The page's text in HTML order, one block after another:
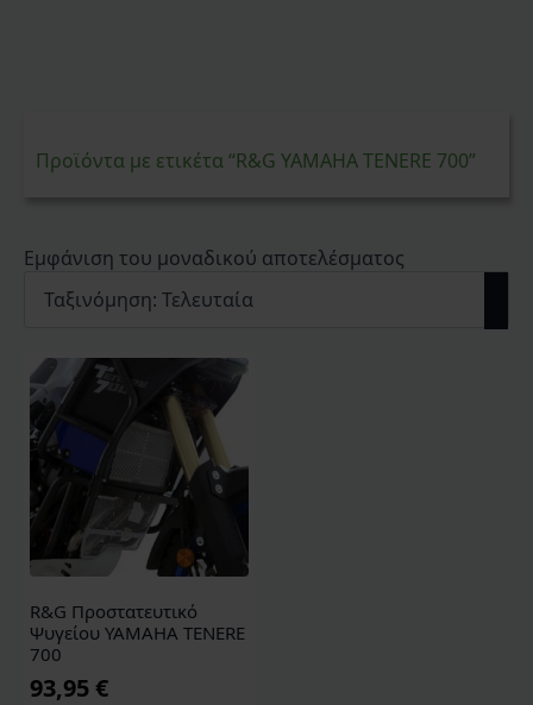
Προϊόντα με ετικέτα “R&G YAMAHA TENERE 700”
Εμφάνιση του μοναδικού αποτελέσματος
R&G Προστατευτικό
Ψυγείου YAMAHA TENERE
700
93,95 €